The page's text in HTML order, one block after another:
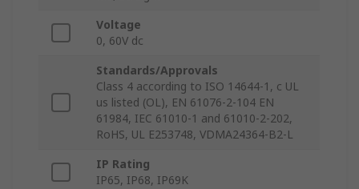
Voltage
0, 60V dc
Standards/Approvals
Class 4 according to ISO 14644-1, c UL
us listed (OL), EN 61076-2-104 EN
61984, IEC 61010-1 and 61010-2-202,
RoHS, UL E253748, VDMA24364-B2-L
IP Rating
IP65, IP68, IP69K